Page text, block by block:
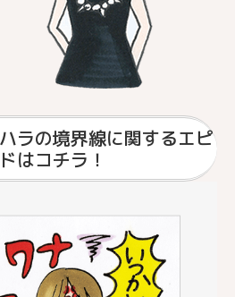
ラの境界線に関するエピ
はコチラ！